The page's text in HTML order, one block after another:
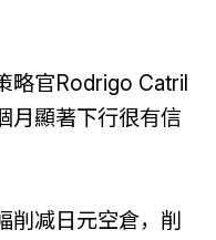
略官Rodrigo Catril
月顯著下行很有信
削减日元空倉，削